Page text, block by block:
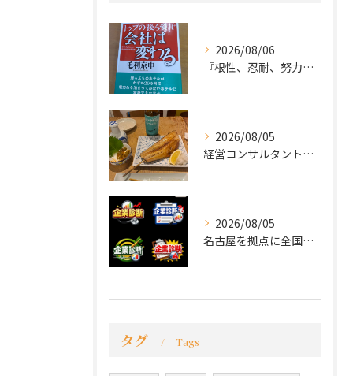
2026/08/06
『根性、忍耐、努力という言葉は死語なのか』
2026/08/05
経営コンサルタントのモーちゃん・毛利京申です。
2026/08/05
名古屋を拠点に全国で活動する 経営コンサルタントの 毛利京申...
タグ Tags